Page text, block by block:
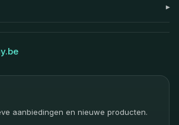
aanbiedingen en nieuwe producten.